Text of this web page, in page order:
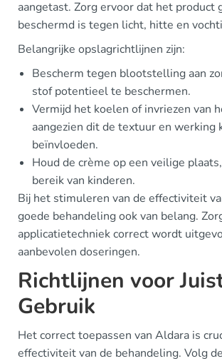
aangetast. Zorg ervoor dat het product
beschermd is tegen licht, hitte en
Belangrijke opslagrichtlijnen zijn:
Bescherm tegen blootstelling aan
stof potentieel te beschermen.
Vermijd het koelen of invriezen van
aangezien dit de textuur en werking
beïnvloeden.
Houd de crème op een veilige
bereik van kinderen.
Bij het stimuleren van de effectiviteit
goede behandeling ook van belang.
applicatietechniek correct wordt
aanbevolen doseringen.
Richtlijnen voor
Gebruik
Het correct toepassen van Aldara is
effectiviteit van de behandeling. Volg